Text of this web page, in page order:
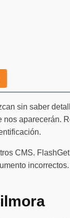
sin saber
aparecerán.
CMS.